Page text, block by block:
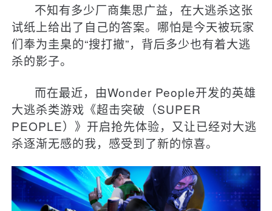
不知有多少厂商集思广益，在大逃杀这张
试纸上给出了自己的答案。哪怕是今天被玩家
们奉为圭臬的“搜打撤”，背后多少也有着大逃
杀的影子。
而在最近，由Wonder People开发的英雄
大逃杀类游戏《超击突破（SUPER
PEOPLE）》开启抢先体验，又让已经对大逃
杀逐渐无感的我，感受到了新的惊喜。